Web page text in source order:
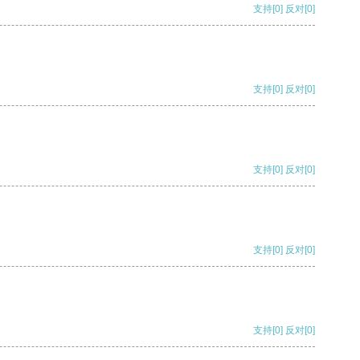
支持[0] 反对[0]
支持[0] 反对[0]
支持[0] 反对[0]
支持[0] 反对[0]
支持[0] 反对[0]